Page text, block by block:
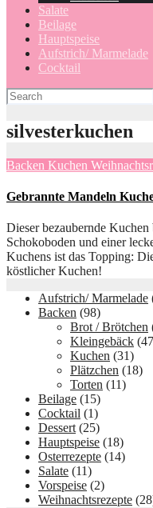
Salate
Beilage
Hauptspeise
Aufstrich/ Marmelade
Cocktail
silvesterkuchen
Backen Kuchen
Gebrannte Mandeln
Dieser bezaubernde Kuchen
Schokoboden und einer
Kuchens ist das Topping:
köstlicher Kuchen!
Aufstrich/ Marmelade
Backen (98)
Brot / Brötchen
Kleingebäck
Kuchen (31)
Plätzchen (18)
Torten (11)
Beilage (15)
Cocktail (1)
Dessert (25)
Hauptspeise (18)
Osterrezepte (14)
Salate (11)
Vorspeise (2)
Weihnachtsrezepte